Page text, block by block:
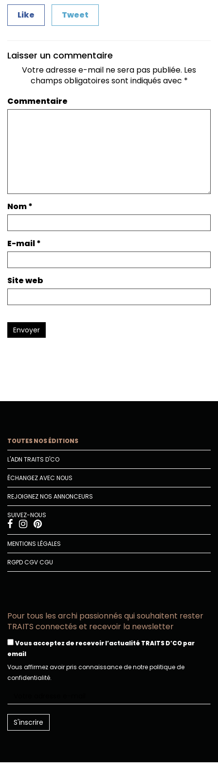
Like Tweet
Laisser un commentaire
Votre adresse e-mail ne sera pas publiée. Les
champs obligatoires sont indiqués avec *
Commentaire
Nom*
E-mail*
Site web
Envoyer
TOUTES NOS ÉDITIONS
L'ADN TRAITS D'CO
ÉCHANGEZ AVEC NOUS
REJOIGNEZ NOS ANNONCEURS
SUIVEZ-NOUS
MENTIONS LÉGALES
RGPDCGVCGU
Pour tous les archi passionnés qui souhaitent rester
TRAITS connectés et recevoir la newsletter
Vous acceptez de recevoir l’actualité TRAITS D’CO par
email
Vous affirmez avoir pris connaissance de notre politique de
confidentialité.